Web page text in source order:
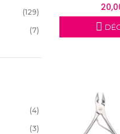
(129)
(7)
(4)
(3)